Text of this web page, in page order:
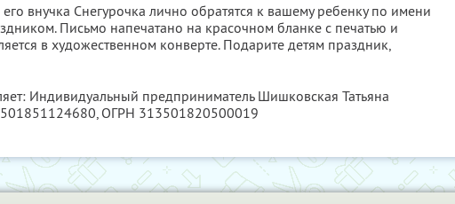
внучка Снегурочка лично обратятся к вашему ребенку по имени
Письмо напечатано на красочном бланке с печатью и
в художественном конверте. Подарите детям праздник,
Индивидуальный предприниматель Шишковская Татьяна
, ОГРН 313501820500019